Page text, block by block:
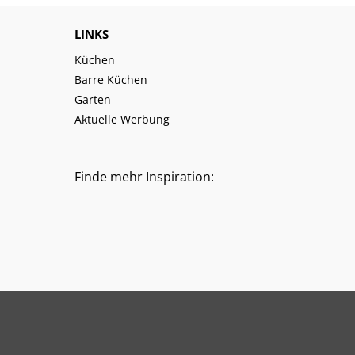
LINKS
Küchen
Barre Küchen
Garten
Aktuelle Werbung
Finde mehr Inspiration: